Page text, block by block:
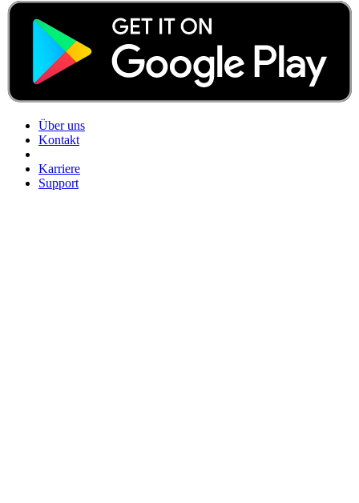
Über uns
Kontakt
Karriere
Support